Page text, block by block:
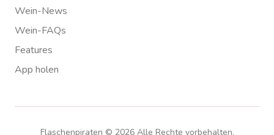
Wein-News
Wein-FAQs
Features
App holen
Flaschenpiraten © 2026Alle Rechte vorbehalten.